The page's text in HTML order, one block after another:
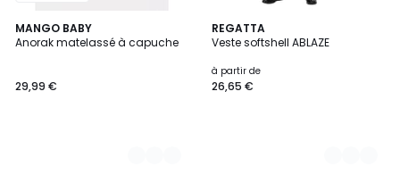
MANGO BABY
Anorak matelassé à capuche
29,99 €
3
Couleurs
REGATTA
Veste softshell ABLAZE
à partir de
26,65 €
2
Couleurs